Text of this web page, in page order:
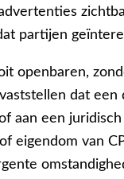
partijen
openbaren,
dat een
aan een
eigendom van